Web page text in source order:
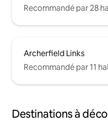
Recommandé par 28
Archerfield Links
Recommandé par 11
Destinations à